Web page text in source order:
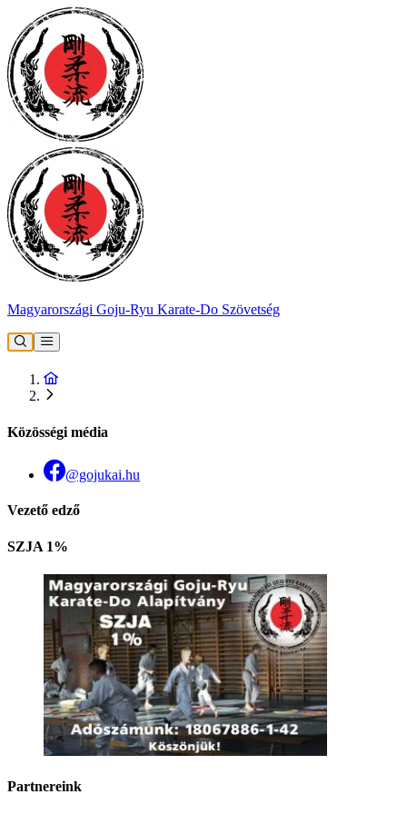
Magyarországi Goju-Ryu Karate-Do Szövetség
Közösségi média
@gojukai.hu
Vezető edző
SZJA 1%
Partnereink